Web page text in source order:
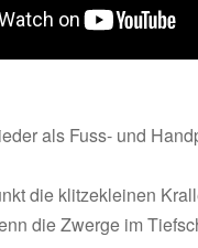
als Fuss- und
die klitzekleinen
die Zwerge im